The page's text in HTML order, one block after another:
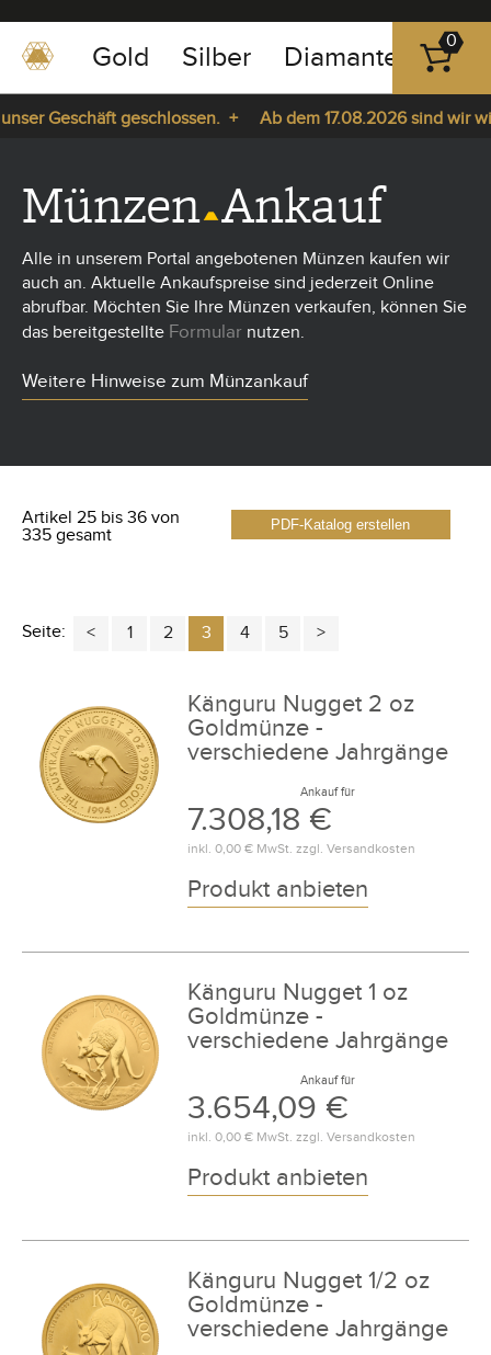
0351
-
43
Gold Silber Diamanten
0
Geschäft geschlossen. +
Ab dem 17.08.2026 sind wir
Münzen Ankauf
Alle in unserem Portal angebotenen Münzen kaufen wir
auch an. Aktuelle Ankaufspreise sind jederzeit Online
abrufbar. Möchten Sie Ihre Münzen verkaufen, können Sie
das bereitgestellte Formular nutzen.
Weitere Hinweise zum Münzankauf
PDF-Katalog erstellen
Artikel 25 bis 36 von
335 gesamt
Seite: 1 2 3 4 5
Känguru Nugget 2 oz
Goldmünze -
verschiedene Jahrgänge
Ankauf für
7.308,18 €
inkl. 0,00 €MwSt. zzgl. Versandkosten
Produkt anbieten
Känguru Nugget 1 oz
Goldmünze -
verschiedene Jahrgänge
Ankauf für
3.654,09 €
inkl. 0,00 €MwSt. zzgl. Versandkosten
Produkt anbieten
Känguru Nugget 1/2 oz
Goldmünze -
verschiedene Jahrgänge